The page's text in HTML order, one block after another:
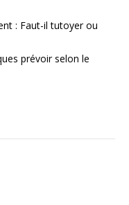
: Faut-il tutoyer ou
prévoir selon le